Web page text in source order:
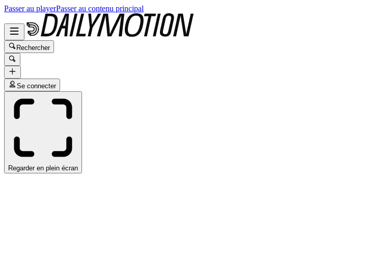
Passer au playerPasser au contenu principal
Rechercher
Se connecter
Regarder en plein écran